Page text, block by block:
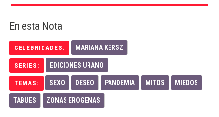
En esta Nota
CELEBRIDADES: MARIANA KERSZ
SERIES: EDICIONES URANO
TEMAS: SEXO DESEO PANDEMIA MITOS MIEDOS
TABUES ZONAS EROGENAS